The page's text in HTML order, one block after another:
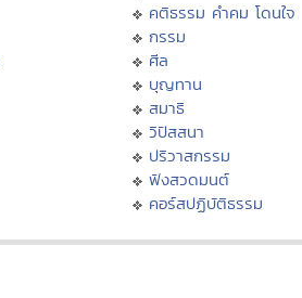
คติธรรม คำคม โดนใจ
กรรม
ศีล
บุญทาน
สมาธิ
วิปัสสนา
ปริวาสกรรม
ฟังสวดมนต์
คอร์สปฏิบัติธรรม